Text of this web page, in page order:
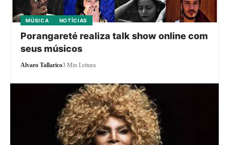
MÚSICA NOTÍCIAS
Porangareté realiza talk show online com
seus músicos
Alvaro Tallarico3 Min Leitura